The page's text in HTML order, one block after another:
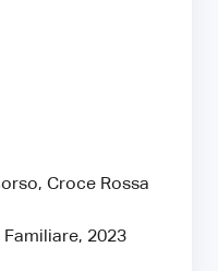
Croce Rossa
2023